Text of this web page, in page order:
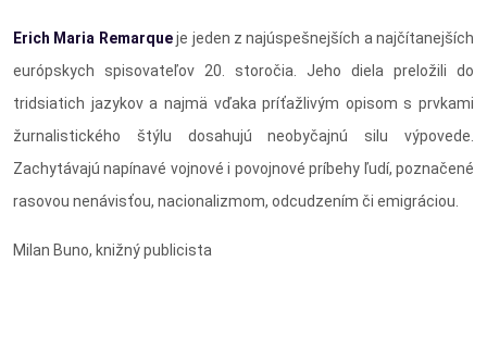
Erich Maria Remarqueje jeden z najúspešnejších a najčítanejších
európskych spisovateľov 20. storočia. Jeho diela preložili do
tridsiatich jazykov a najmä vďaka príťažlivým opisom s prvkami
žurnalistického štýlu dosahujú neobyčajnú silu výpovede.
Zachytávajú napínavé vojnové i povojnové príbehy ľudí, poznačené
rasovou nenávisťou, nacionalizmom, odcudzením či emigráciou.
Milan Buno, knižný publicista